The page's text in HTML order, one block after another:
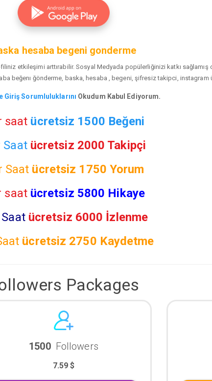
hesaba begeni gonderme
etkileşimi arttırabilir. Sosyal Medyada popülerliğinizi katkı sağlamış
beğenı ğönderme, baska, hesaba , begeni, şifresiz takipci, instagram
Giriş Sorumluluklarını Okudum Kabul Ediyorum.
saat ücretsiz 1500 Beğeni
Saat ücretsiz 2000 Takipçi
Saat ücretsiz 1750 Yorum
saat ücretsiz 5800 Hikaye
ücretsiz 6000 İzlenme
ücretsiz 2750 Kaydetme
Packages
1500 Followers
7.59 $